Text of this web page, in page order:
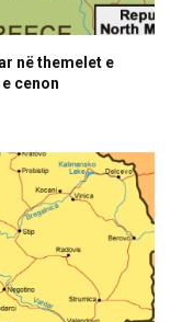
në themelet e
cenon